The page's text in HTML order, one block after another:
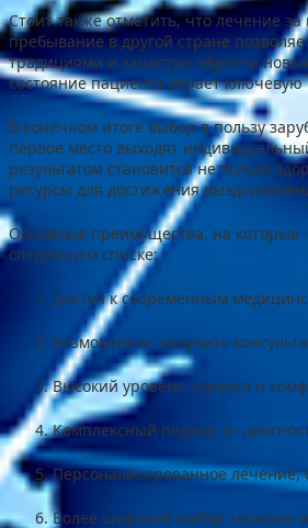
Стоит также отметить, что лечение
пребывание в другой стране
традициями и зачастую обрести
состояние пациента играет
В конечном итоге выбор в пользу
первое место выходят
результатом становится не только
ресурсы для достижения
Основные преимущества, на
следующем списке:
Доступ к современным
Возможность получить
Высокий уровень сервиса и
Комплексный подход: от
Персонализированное лечение,
Более широкий выбор